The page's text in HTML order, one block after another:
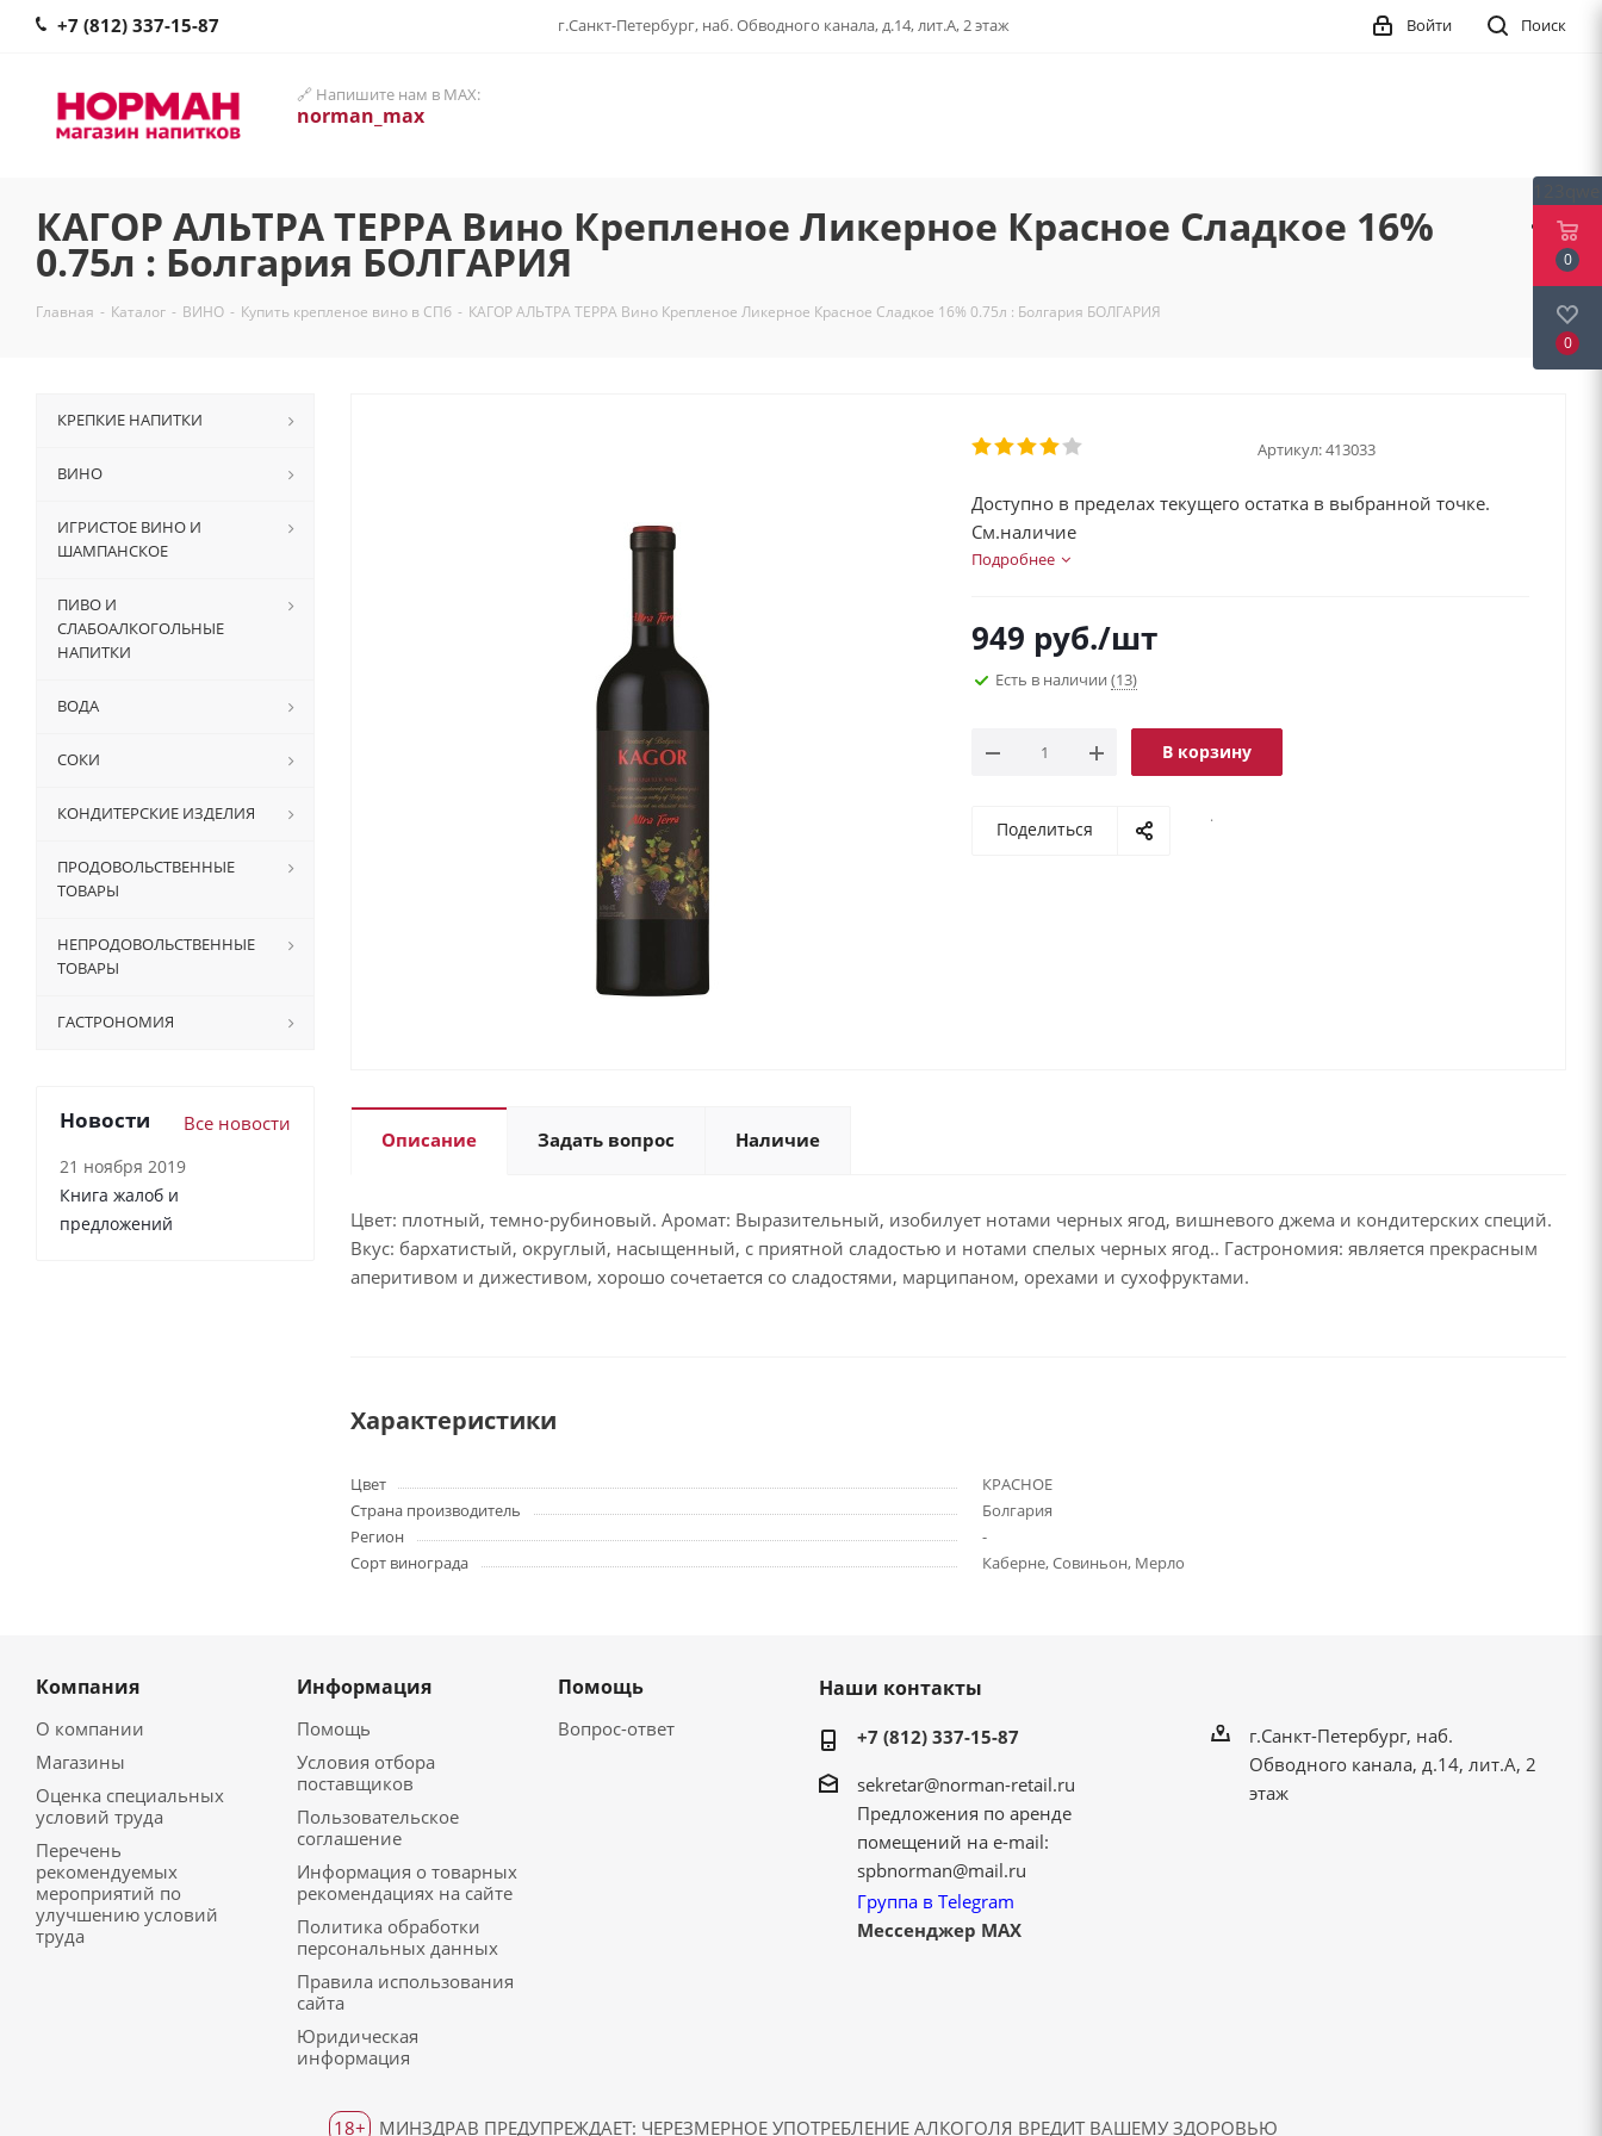
+7 (812) 337-15-87 г.Санкт-Петербург, наб. Обводного канала, д.14, лит.А, 2 этаж Поиск
Войти
🔗 Напишите нам в MAX:
norman_max
КАГОР АЛЬТРА ТЕРРА Вино Крепленое Ликерное Красное Сладкое 16%
0.75л : Болгария БОЛГАРИЯ
Главная - Каталог - ВИНО - Купить крепленое вино в СПб - КАГОР АЛЬТРА ТЕРРА Вино Крепленое Ликерное Красное Сладкое 16% 0.75л : Болгария БОЛГАРИЯ
Артикул:413033
Доступно в пределах текущего остатка в выбранной точке.
См.наличие
Подробнее
949 руб./шт
Есть в наличии (13)
В корзину
Поделиться
.
Описание Задать вопрос Наличие
Цвет: плотный, темно-рубиновый. Аромат: Выразительный, изобилует нотами черных ягод, вишневого джема и кондитерских специй.
Вкус: бархатистый, округлый, насыщенный, с приятной сладостью и нотами спелых черных ягод.. Гастрономия: является прекрасным
аперитивом и дижестивом, хорошо сочетается со сладостями, марципаном, орехами и сухофруктами.
Характеристики
Цвет
КРАСНОЕ
Страна производитель
Болгария
Регион
-
Сорт винограда
Каберне, Совиньон, Мерло
КРЕПКИЕ НАПИТКИ
ВИНО
ИГРИСТОЕ ВИНО И
ШАМПАНСКОЕ
ПИВО И
СЛАБОАЛКОГОЛЬНЫЕ
НАПИТКИ
ВОДА
СОКИ
КОНДИТЕРСКИЕ ИЗДЕЛИЯ
ПРОДОВОЛЬСТВЕННЫЕ
ТОВАРЫ
НЕПРОДОВОЛЬСТВЕННЫЕ
ТОВАРЫ
ГАСТРОНОМИЯ
Новости Все новости
21 ноября 2019
Книга жалоб и
предложений
Компания
О компании
Магазины
Оценка специальных
условий труда
Перечень
рекомендуемых
мероприятий по
улучшению условий
труда
Информация
Помощь
Условия отбора
поставщиков
Пользовательское
соглашение
Информация о товарных
рекомендациях на сайте
Политика обработки
персональных данных
Правила использования
сайта
Юридическая
информация
Помощь
Вопрос-ответ
Наши контакты
+7 (812) 337-15-87
sekretar@norman-retail.ru
Предложения по аренде
помещений на e-mail:
spbnorman@mail.ru
Группа в Telegram
Мессенджер MAX
г.Санкт-Петербург, наб.
Обводного канала, д.14, лит.А, 2
этаж
18+ МИНЗДРАВ ПРЕДУПРЕЖДАЕТ: ЧЕРЕЗМЕРНОЕ УПОТРЕБЛЕНИЕ АЛКОГОЛЯ ВРЕДИТ ВАШЕМУ ЗДОРОВЬЮ
0
0